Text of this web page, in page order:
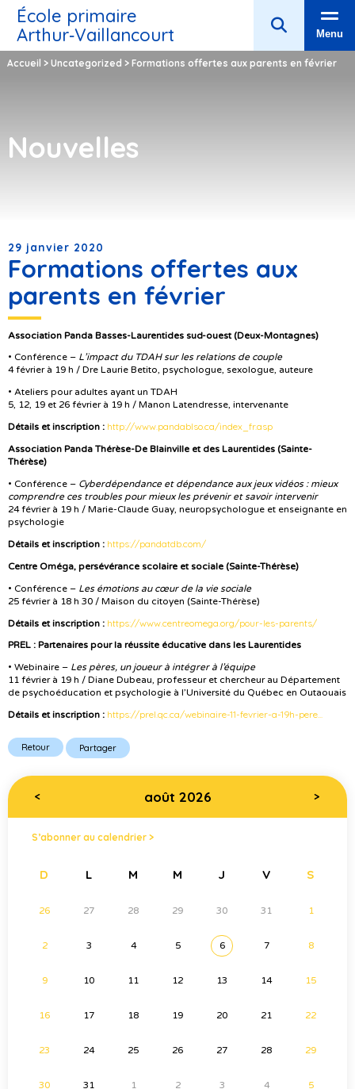
École primaire
Arthur‑Vaillancourt
Menu
Accueil > Uncategorized > Formations offertes aux parents en février
Nouvelles
29 janvier 2020
Formations offertes aux
parents en février
Association Panda Basses-Laurentides sud-ouest (Deux-Montagnes)
• Conférence – L’impact du TDAH sur les relations de couple
4 février à 19 h / Dre Laurie Betito, psychologue, sexologue, auteure
• Ateliers pour adultes ayant un TDAH
5, 12, 19 et 26 février à 19 h / Manon Latendresse, intervenante
Détails et inscription : http://www.pandablso.ca/index_fr.asp
Association Panda Thérèse-De Blainville et des Laurentides (Sainte-
Thérèse)
• Conférence – Cyberdépendance et dépendance aux jeux vidéos : mieux
comprendre ces troubles pour mieux les prévenir et savoir intervenir
24 février à 19 h / Marie-Claude Guay, neuropsychologue et enseignante en
psychologie
Détails et inscription : https://pandatdb.com/
Centre Oméga, persévérance scolaire et sociale (Sainte-Thérèse)
• Conférence – Les émotions au cœur de la vie sociale
25 février à 18 h 30 / Maison du citoyen (Sainte-Thérèse)
Détails et inscription : https://www.centreomega.org/pour-les-parents/
PREL : Partenaires pour la réussite éducative dans les Laurentides
• Webinaire – Les pères, un joueur à intégrer à l’équipe
11 février à 19 h / Diane Dubeau, professeur et chercheur au Département
de psychoéducation et psychologie à l’Université du Québec en Outaouais
Détails et inscription : https://prel.qc.ca/webinaire-11-fevrier-a-19h-pere...
Retour Partager
< août 2026 >
S’abonner au calendrier >
D L M M J V S
26 27 28 29 30 31 1
2 3 4 5 6 7 8
9 10 11 12 13 14 15
16 17 18 19 20 21 22
23 24 25 26 27 28 29
30 31 1 2 3 4 5